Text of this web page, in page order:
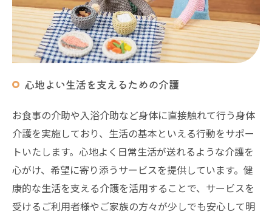
心地よい生活を支えるための介護
お食事の介助や入浴介助など身体に直接触れて行う身体
介護を実施しており、生活の基本といえる行動をサポー
トいたします。心地よく日常生活が送れるような介護を
心がけ、希望に寄り添うサービスを提供しています。健
康的な生活を支える介護を活用することで、サービスを
受けるご利用者様やご家族の方々が少しでも安心して明